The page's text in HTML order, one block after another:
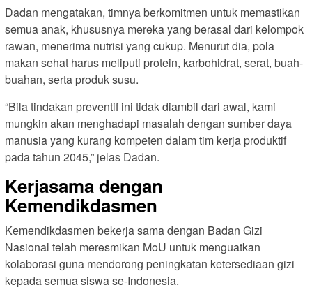
Dadan mengatakan, timnya berkomitmen untuk memastikan
semua anak, khususnya mereka yang berasal dari kelompok
rawan, menerima nutrisi yang cukup. Menurut dia, pola
makan sehat harus meliputi protein, karbohidrat, serat, buah-
buahan, serta produk susu.
“Bila tindakan preventif ini tidak diambil dari awal, kami
mungkin akan menghadapi masalah dengan sumber daya
manusia yang kurang kompeten dalam tim kerja produktif
pada tahun 2045,” jelas Dadan.
Kerjasama dengan
Kemendikdasmen
Kemendikdasmen bekerja sama dengan Badan Gizi
Nasional telah meresmikan MoU untuk menguatkan
kolaborasi guna mendorong peningkatan ketersediaan gizi
kepada semua siswa se-Indonesia.